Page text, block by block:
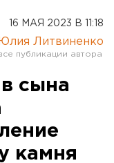
16 МАЯ 2023 В 11:18
Юлия Литвиненко
сына
камня